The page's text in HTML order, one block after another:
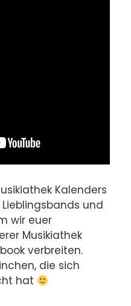
Kalenders
und
wir euer
Musikiathek
verbreiten.
die sich
hat